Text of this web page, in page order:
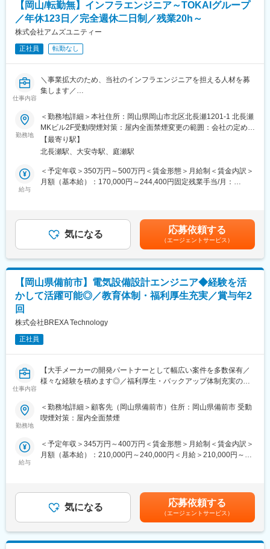
や技能を学び、セキュリティのプロフェッショナルとしての基本
を身に付けられます。
■働き方
勤務例：
週平均労働時間39時間と働きやすい環境です。
※原則夜勤は連続2日まで
変更の範囲：会社の定める業務
体とのパイプが強く、本人のやる気次第で上流工程にも挑戦でき
る環境です。
・上司ともコミュニケーションがとりやすく、和気あいあいとし
・仕事を覚えるまでは出社することも多いですが、フルリモート
のプロジェクトもあり、在宅勤務が可能な環境です。
でいます。
■当社について：
1962年創業の独立系のITベンダーです。官公庁の基幹システム
や、「保健・福祉・介護・医療」分野で情報システムの開発・普
及を進め、ソリューションサービスを提供しています。一般企業
のお客様に対しても、販売物流や財務会計システム、金融系シス
り、社員もやりがいをもって働けます。
変更の範囲：会社の定める業務
【岡山/転勤無】インフラエンジニア～TOKAIグループ
／年休123日／完全週休二日制／残業20h～
株式会社アムズユニティー
正社員 転勤なし
仕事内容
＼事業拡大のため、当社のインフラエンジニアを担える人材を募
集します／
■仕事内容：
インフラエンジニアとして、ネットワークの構築、クラウドに関
する設計などを担当していただきます。経験が浅くても先輩社員
からの教育やスキルアップ研修等でスキルを身に着けていくこと
が可能です。今お持ちのスキルから実力発揮できる仕事から進め
ていただき、担当プロジェクトも相談の上で選定します。具体的
には下記のようなことを担当していただきます。
・クラウド（Azule）の設計・構築
●エリア
岡山県内をメインとして活動予定です。
※担当は相談の上決定します。
システムエンジニア、インフラエンジニアスタッフが18名在籍し
ています。
■案件に関して：
内のインフラエンジニアとして就業いただく可能性がございま
す。入社いただく際にご相談の上、決定させていただきます。
■同社の特徴：
2007年に設立したソフトハウス。2019年にTOKAIグループに仲間
成、管理、コンサルティングなど、トータルにIT事業を展開して
おります。設立以来、様々な実績とクライアントからの信頼を積
業理念の一つとし、社員のアイデアを大切にしている当社。意
見・提案をどんどん取り入れていく風通しのいい職場が魅力の一
つです。今後もともに成長できる環境を目指し、社会のニーズに
幅広く応えるため、積極的に挑戦し続けていきます。
勤務地
＜勤務地詳細＞本社住所：岡山県岡山市北区北長瀬1201-1 北長瀬
MKビル2F受動喫煙対策：屋内全面禁煙変更の範囲：会社の定める
事業所
【最寄り駅】
北長瀬駅、大安寺駅、庭瀬駅
給与
＜予定年収＞350万円～500万円＜賃金形態＞月給制＜賃金内訳＞
月額（基本給）：170,000円～244,400円固定残業手当/月：
与：年2回（3~4か月分）■昇給：年１回（4月）■スキルに応じて
初年度年収が変わります。４０代→４００～４５０万円■昇給率
１．６％～２％（前年度実績）記載金額は選考を通じて上下する
可能性があります。月給(月額)は固定手当を含みます。
気になる 応募依頼する
（エージェントサービス）
【岡山県備前市】電気設備設計エンジニア◆経験を活
かして活躍可能◎／教育体制・福利厚生充実／賞与年2
回
株式会社BREXA Technology
正社員
仕事内容
【大手メーカーの開発パートナーとして幅広い案件を多数保有／
様々な経験を積めます◎／福利厚生・バックアップ体制充実の中
群】
■業務内容：
ただきます。
て活躍できるポジションです。
◇岡山県備前市にある当社事業所での勤務となります。自動車通
勤が可能で、残業は月平均20時間程度。ワークライフバランスを
大切にしながら働けます。スキルアップやキャリアアップを目指
せる環境です。
勤務地
＜勤務地詳細＞顧客先（岡山県備前市）住所：岡山県備前市 受動
喫煙対策：屋内全面禁煙
給与
＜予定年収＞345万円～400万円＜賃金形態＞月給制＜賃金内訳＞
月額（基本給）：210,000円～240,000円＜月給＞210,000円～
あり、選考を通じて上下する可能性があります。月給(月額)は固定
手当を含めた表記です。
気になる 応募依頼する
（エージェントサービス）